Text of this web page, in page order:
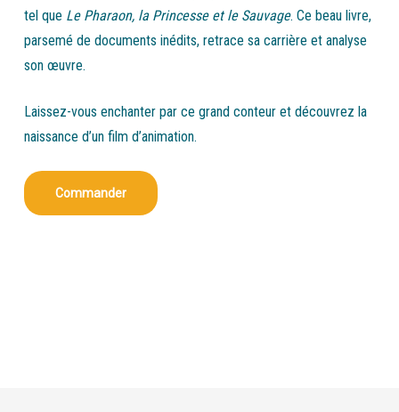
tel que Le Pharaon, la Princesse et le Sauvage. Ce beau livre,
parsemé de documents inédits, retrace sa carrière et analyse
son œuvre.
Laissez-vous enchanter par ce grand conteur et découvrez la
naissance d’un film d’animation.
Commander